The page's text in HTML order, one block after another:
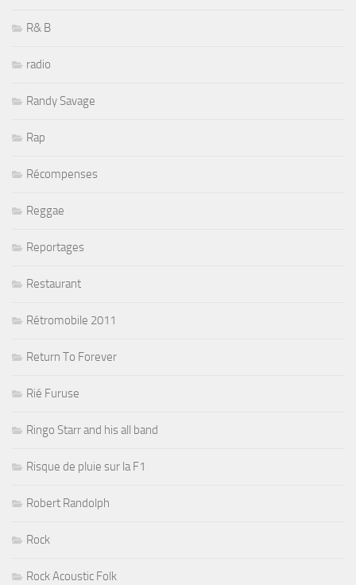
R& B
radio
Randy Savage
Rap
Récompenses
Reggae
Reportages
Restaurant
Rétromobile 2011
Return To Forever
Rié Furuse
Ringo Starr and his all band
Risque de pluie sur la F1
Robert Randolph
Rock
Rock Acoustic Folk